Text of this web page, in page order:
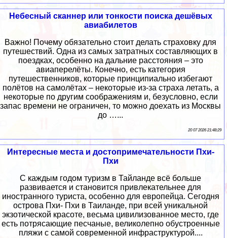
Небесный сканнер или тонкости поиска дешёвых
авиабилетов
Важно! Почему обязательно стоит делать страховку для
путешествий. Одна из самых затратных составляющих в
поездках, особенно на дальние расстояния – это
авиаперелёты. Конечно, есть категория
путешественников, которые принципиально избегают
полётов на самолётах – некоторые из-за страха летать, а
некоторые по другим соображениям и, безусловно, если
запас времени не ограничен, то можно доехать из Москвы
до …...
20 07 2026 21:48:29
Интересные места и достопримечательности Пхи-
Пхи
С каждым годом туризм в Тайланде всё больше
развивается и становится привлекательнее для
иностранного туриста, особенно для европейца. Сегодня
острова Пхи- Пхи в Таиланде, при всей уникальной
экзотической красоте, весьма цивилизованное место, где
есть потрясающие песчаные, великолепно обустроенные
пляжи с самой современной инфраструктурой....